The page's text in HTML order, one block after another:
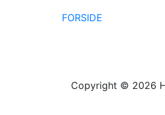
FORSIDE
Copyright © 2026